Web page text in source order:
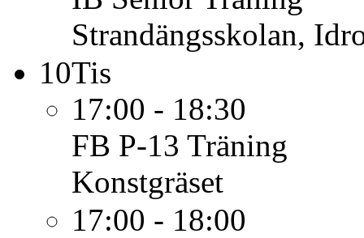
Strandängsskolan,
10Tis
17:00 - 18:30
FB P-13 Träning
Konstgräset
17:00 - 18:00